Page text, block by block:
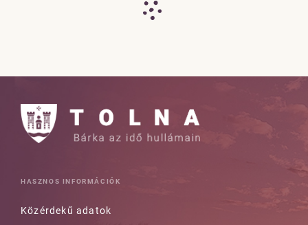
HASZNOS INFORMÁCIÓK
Közérdekű adatok